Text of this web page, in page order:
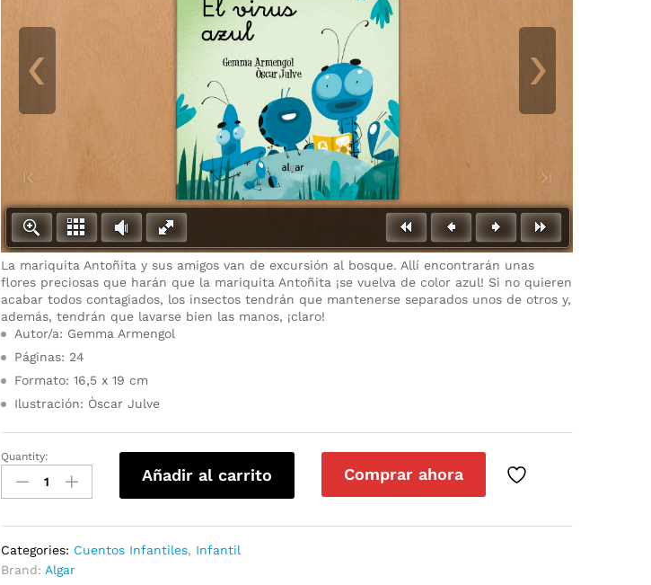
La mariquita Antoñita y sus amigos van de excursión al bosque. Allí encontrarán unas
flores preciosas que harán que la mariquita Antoñita ¡se vuelva de color azul! Si no quieren
acabar todos contagiados, los insectos tendrán que mantenerse separados unos de otros y,
además, tendrán que lavarse bien las manos, ¡claro!
Autor/a: Gemma Armengol
Páginas: 24
Formato: 16,5 x 19 cm
Ilustración: Òscar Julve
Quantity:
Añadir al carrito Comprar ahora
Categories: Cuentos Infantiles, Infantil
Brand: Algar